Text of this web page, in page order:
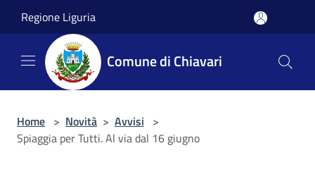
Regione Liguria
Comune di Chiavari
Home > Novità > Avvisi >
Spiaggia per Tutti. Al via dal 16 giugno